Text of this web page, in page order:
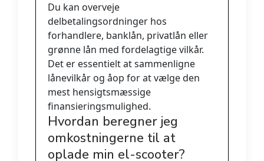
Du kan overveje
delbetalingsordninger hos
forhandlere, banklån, privatlån eller
grønne lån med fordelagtige vilkår.
Det er essentielt at sammenligne
lånevilkår og åop for at vælge den
mest hensigtsmæssige
finansieringsmulighed.
Hvordan beregner jeg
omkostningerne til at
oplade min el-scooter?